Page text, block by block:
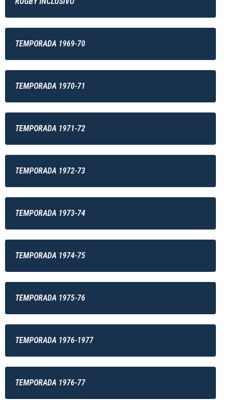
TEMPORADA 1969-70
TEMPORADA 1970-71
TEMPORADA 1971-72
TEMPORADA 1972-73
TEMPORADA 1973-74
TEMPORADA 1974-75
TEMPORADA 1975-76
TEMPORADA 1976-1977
TEMPORADA 1976-77